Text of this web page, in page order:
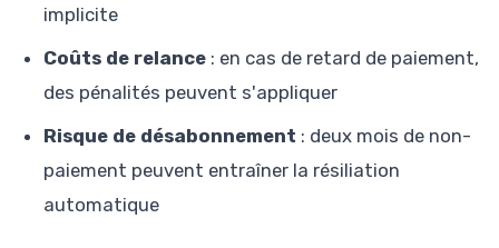
implicite
Coûts de relance : en cas de retard de paiement,
des pénalités peuvent s'appliquer
Risque de désabonnement : deux mois de non-
paiement peuvent entraîner la résiliation
automatique